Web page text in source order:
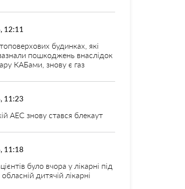
12:11
будинках, які
пошкоджень внаслідок
КАБами, знову є газ
11:23
АЕС знову стався блекаут
11:18
було вчора у лікарні під
дитячій лікарні